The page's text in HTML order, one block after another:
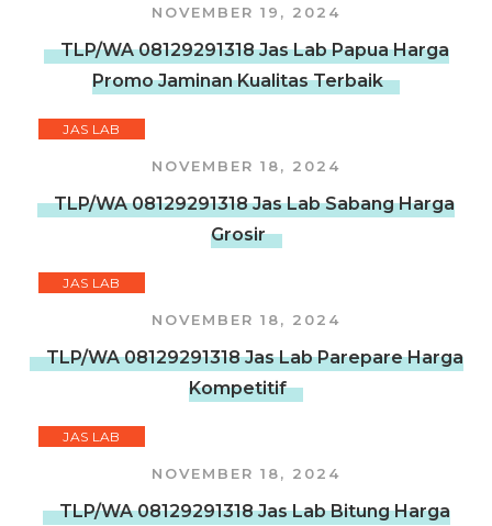
NOVEMBER 19, 2024
TLP/WA 08129291318 Jas Lab Papua Harga
Promo Jaminan Kualitas Terbaik
JAS LAB
NOVEMBER 18, 2024
TLP/WA 08129291318 Jas Lab Sabang Harga
Grosir
JAS LAB
NOVEMBER 18, 2024
TLP/WA 08129291318 Jas Lab Parepare Harga
Kompetitif
JAS LAB
NOVEMBER 18, 2024
TLP/WA 08129291318 Jas Lab Bitung Harga